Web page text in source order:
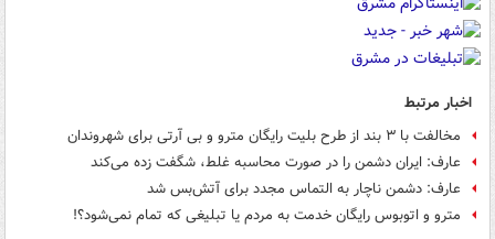
اخبار مرتبط
مخالفت با ۳ بند از طرح بلیت رایگان مترو و بی آرتی برای شهروندان
عارف: ایران دشمن را در صورت محاسبه غلط، شگفت زده می‌کند
عارف: دشمن ناچار به التماس مجدد برای آتش‌بس شد
مترو و اتوبوس رایگان خدمت به مردم یا تبلیغی که تمام نمی‌شود؟!